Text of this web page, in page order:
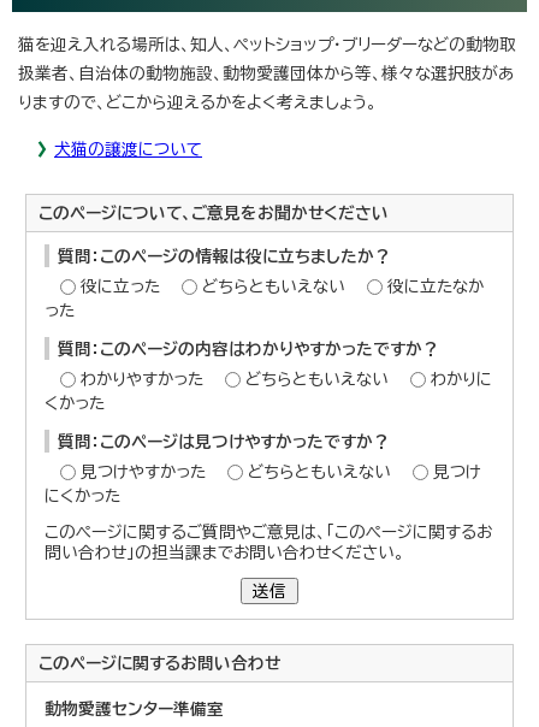
猫を迎え入れる場所は、知人、ペットショップ・ブリーダーなどの動物取
扱業者、自治体の動物施設、動物愛護団体から等、様々な選択肢があ
りますので、どこから迎えるかをよく考えましょう。
犬猫の譲渡について
このページについて、ご意見をお聞かせください
質問：このページの情報は役に立ちましたか？
役に立った
どちらともいえない
役に立たなか
った
質問：このページの内容はわかりやすかったですか？
わかりやすかった
どちらともいえない
わかりに
くかった
質問：このページは見つけやすかったですか？
見つけやすかった
どちらともいえない
見つけ
にくかった
このページに関するご質問やご意見は、「このページに関するお
問い合わせ」の担当課までお問い合わせください。
送信
このページに関するお問い合わせ
動物愛護センター準備室